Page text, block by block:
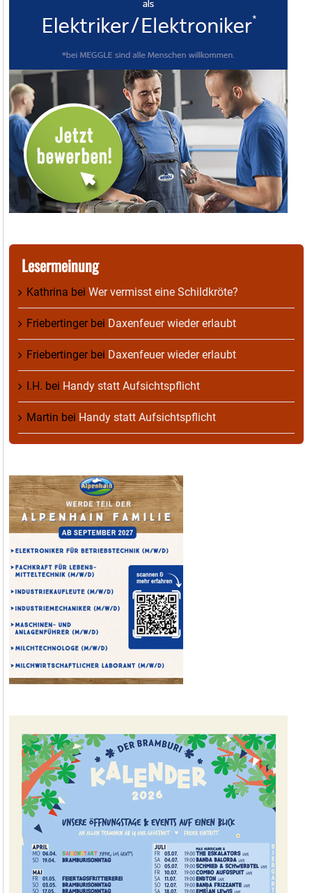
Lesermeinung
Kathrina bei Wer vermisst eine Schildkröte?
Friebertingerbei Daxenfeuer wieder erlaubt
Friebertingerbei Daxenfeuer wieder erlaubt
I.H. bei Handy statt Aufsichtspflicht
Martin bei Handy statt Aufsichtspflicht